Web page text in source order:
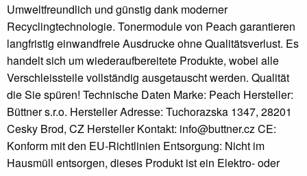
Umweltfreundlich und günstig dank moderner
Recyclingtechnologie. Tonermodule von Peach garantieren
langfristig einwandfreie Ausdrucke ohne Qualitätsverlust. Es
handelt sich um wiederaufbereitete Produkte, wobei alle
Verschleissteile vollständig ausgetauscht werden. Qualität
die Sie spüren! Technische Daten Marke: Peach Hersteller:
Büttner s.r.o. Hersteller Adresse: Tuchorazska 1347, 28201
Cesky Brod, CZ Hersteller Kontakt: info@buttner.cz CE:
Konform mit den EU-Richtlinien Entsorgung: Nicht im
Hausmüll entsorgen, dieses Produkt ist ein Elektro- oder